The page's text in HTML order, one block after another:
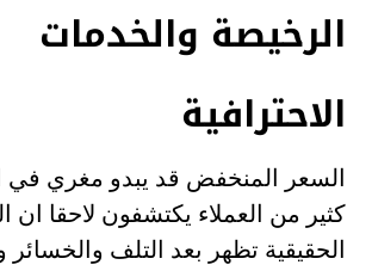
الرخيصة والخدمات
الاحترافية
السعر المنخفض قد يبدو مغري في
كثير من العملاء يكتشفون لاحقا ان
الحقيقية تظهر بعد التلف والخسائر